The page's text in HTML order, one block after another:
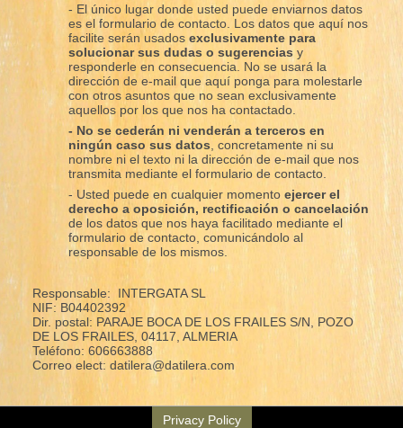
- El único lugar donde usted puede enviarnos datos
es el formulario de contacto. Los datos que aquí nos
facilite serán usados exclusivamente para
solucionar sus dudas o sugerenciasy
responderle en consecuencia. No se usará la
dirección de e-mail que aquí ponga para molestarle
con otros asuntos que no sean exclusivamente
aquellos por los que nos ha contactado.
- No se cederán ni venderán a terceros en
ningún caso sus datos , concretamente ni su
nombre ni el texto ni la dirección de e-mail que nos
transmita mediante el formulario de contacto.
- Usted puede en cualquier momento ejercer el
derecho a oposición, rectificación o cancelación
de los datos que nos haya facilitado mediante el
formulario de contacto, comunicándolo al
responsable de los mismos.
Responsable: INTERGATA SL
NIF: B04402392
Dir. postal: PARAJE BOCA DE LOS FRAILES S/N, POZO
DE LOS FRAILES, 04117, ALMERIA
Teléfono: 606663888
Correo elect: datilera@datilera.com
Privacy Policy